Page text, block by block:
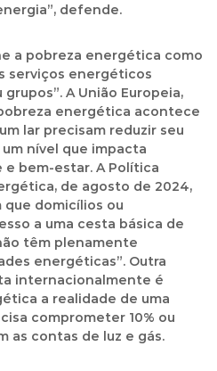
defende.
a pobreza energética como
serviços energéticos
A União Europeia,
energética acontece
lar precisam reduzir seu
nível que impacta
bem-estar. A Política
de agosto de 2024,
que domicílios ou
a uma cesta básica de
têm plenamente
energéticas”. Outra
internacionalmente é
a realidade de uma
comprometer 10% ou
as contas de luz e gás.